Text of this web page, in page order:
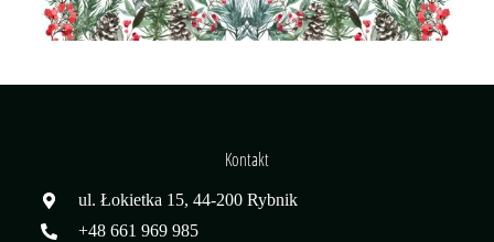
Kontakt
ul. Łokietka 15, 44-200 Rybnik
+48 661 969 985